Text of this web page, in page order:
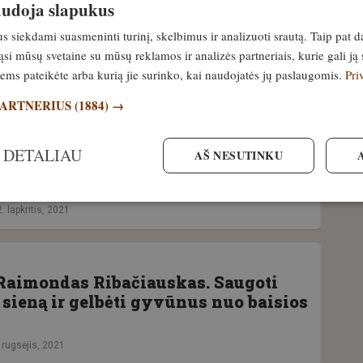
kojomis! Černobylis? Ne,
savavališkai aptverti
laukinių gyvūnų
lapkritis, 2021
Ribačiauskas. Saugoti
ir gelbėti gyvūnus nuo baisios
rugsėjis, 2021
slapukus
siekdami suasmeninti turinį, skelbimus ir analizuoti srautą. Taip pat
mūsų svetaine su mūsų reklamos ir analizės partneriais, kurie gali
pateikėte arba kurią jie surinko, kai naudojatės jų paslaugomis.
(1884) →
AŠ NESUTINKU
DETALIAU